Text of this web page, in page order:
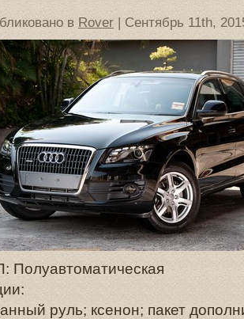
в Rover | Сентябрь 11th,
Полуавтоматическая
руль; ксенон; пакет